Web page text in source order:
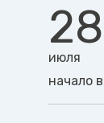
28
июля
начало